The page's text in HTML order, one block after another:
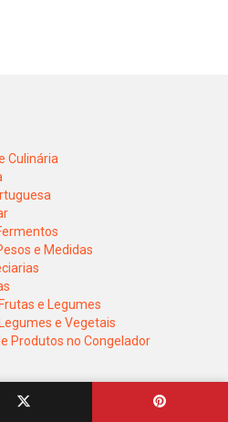
Culinária
e Medidas
e Legumes
e Vegetais
Produtos no Congelador